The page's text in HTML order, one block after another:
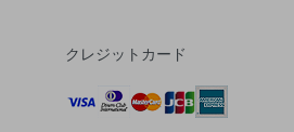
クレジットカード